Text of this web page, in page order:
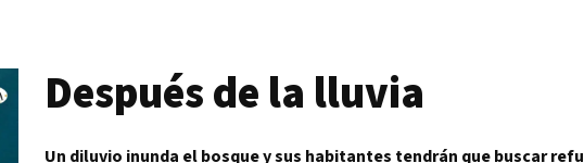
Después de la lluvia
Un diluvio inunda el bosque y sus habitantes tendrán que buscar